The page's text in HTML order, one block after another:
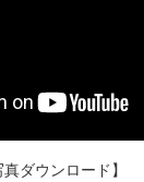
真ダウンロード】